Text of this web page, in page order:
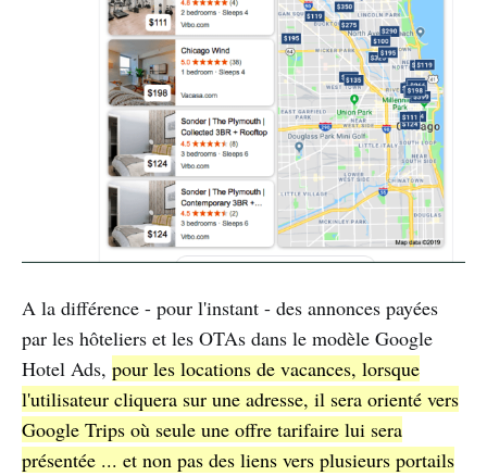
A la différence - pour l'instant - des annonces payées
par les hôteliers et les OTAs dans le modèle Google
Hotel Ads, pour les locations de vacances, lorsque
l'utilisateur cliquera sur une adresse, il sera orienté vers
Google Trips où seule une offre tarifaire lui sera
présentée ... et non pas des liens vers plusieurs portails